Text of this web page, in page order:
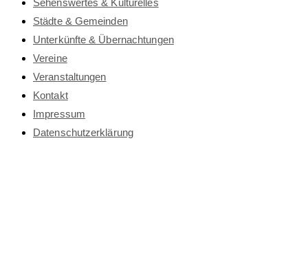
Städte & Gemeinden
Unterkünfte & Übernachtungen
Vereine
Veranstaltungen
Kontakt
Impressum
Datenschutz­erklärung